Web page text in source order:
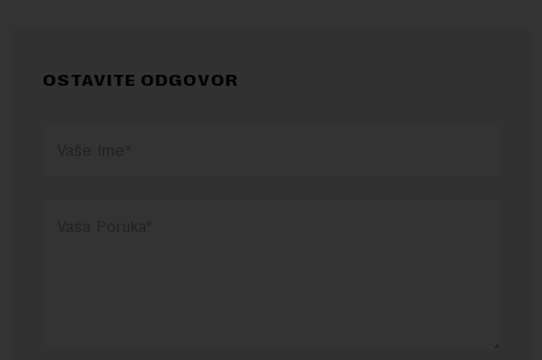
OSTAVITE ODGOVOR